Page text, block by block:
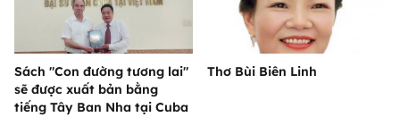
Sách "Con đường tương lai"
sẽ được xuất bản bằng
tiếng Tây Ban Nha tại Cuba
Thơ Bùi Biên Linh